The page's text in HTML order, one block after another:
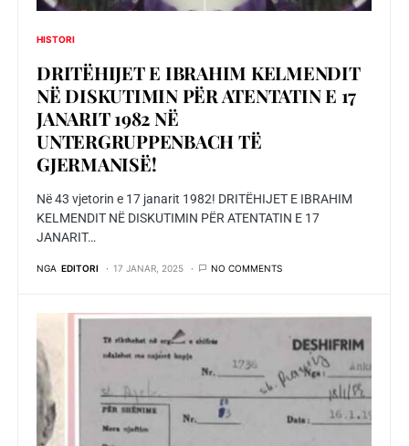
HISTORI
DRITËHIJET E IBRAHIM KELMENDIT
NË DISKUTIMIN PËR ATENTATIN E 17
JANARIT 1982 NË
UNTERGRUPPENBACH TË
GJERMANISË!
Në 43 vjetorin e 17 janarit 1982! DRITËHIJET E IBRAHIM
KELMENDIT NË DISKUTIMIN PËR ATENTATIN E 17
JANARIT…
NGA EDITORI 17 JANAR, 2025 NO COMMENTS